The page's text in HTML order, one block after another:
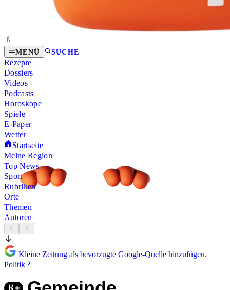
MENÜ SUCHE
Rezepte
Dossiers
Videos
Podcasts
Horoskope
Spiele
E-Paper
Wetter
Startseite
Meine Region
Top News
Sport
Rubriken
Orte
Themen
Autoren
Kleine Zeitung als bevorzugte Google-Quelle hinzufügen.
Politik